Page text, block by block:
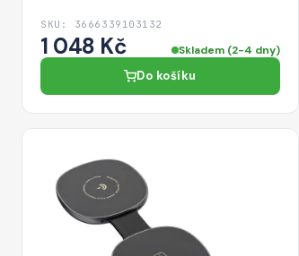
SKU: 3666339103132
1 048 Kč Skladem (2-4 dny)
Do košíku